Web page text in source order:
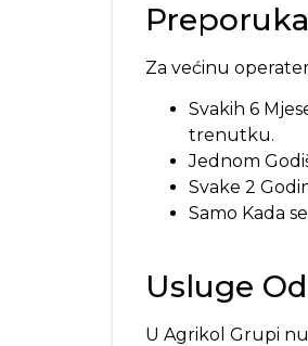
Za većinu
Svakih 6
trenutku.
Jednom
Svake 2
Samo Kada
Usluge
U Agrikol Grupi